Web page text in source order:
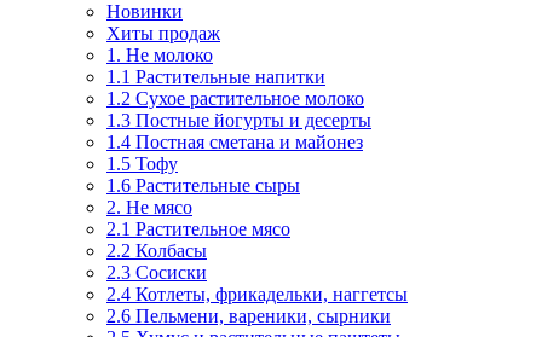
Новинки
Хиты продаж
1. Не молоко
1.1 Растительные напитки
1.2 Сухое растительное молоко
1.3 Постные йогурты и десерты
1.4 Постная сметана и майонез
1.5 Тофу
1.6 Растительные сыры
2. Не мясо
2.1 Растительное мясо
2.2 Колбасы
2.3 Сосиски
2.4 Котлеты, фрикадельки, наггетсы
2.6 Пельмени, вареники, сырники